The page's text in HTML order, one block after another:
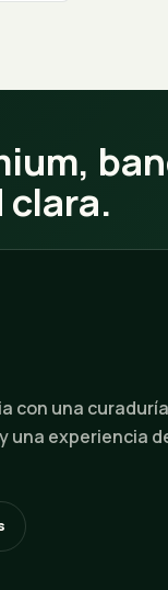
con una
una experiencia